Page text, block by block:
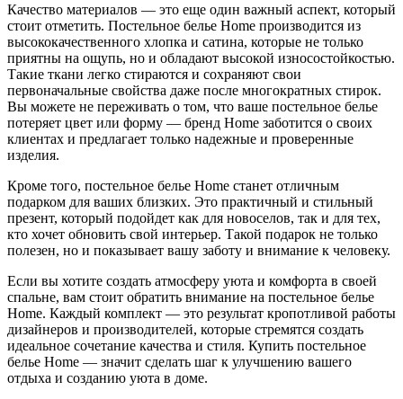
Качество материалов — это еще один важный аспект, который
стоит отметить. Постельное белье Home производится из
высококачественного хлопка и сатина, которые не только
приятны на ощупь, но и обладают высокой износостойкостью.
Такие ткани легко стираются и сохраняют свои
первоначальные свойства даже после многократных стирок.
Вы можете не переживать о том, что ваше постельное белье
потеряет цвет или форму — бренд Home заботится о своих
клиентах и предлагает только надежные и проверенные
изделия.
Кроме того, постельное белье Home станет отличным
подарком для ваших близких. Это практичный и стильный
презент, который подойдет как для новоселов, так и для тех,
кто хочет обновить свой интерьер. Такой подарок не только
полезен, но и показывает вашу заботу и внимание к человеку.
Если вы хотите создать атмосферу уюта и комфорта в своей
спальне, вам стоит обратить внимание на постельное белье
Home. Каждый комплект — это результат кропотливой работы
дизайнеров и производителей, которые стремятся создать
идеальное сочетание качества и стиля. Купить постельное
белье Home — значит сделать шаг к улучшению вашего
отдыха и созданию уюта в доме.